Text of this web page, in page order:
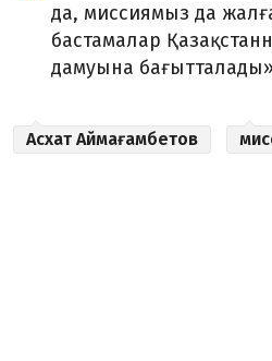
да, миссиямыз да
бастамалар
дамуына
Асхат Аймағамбетов